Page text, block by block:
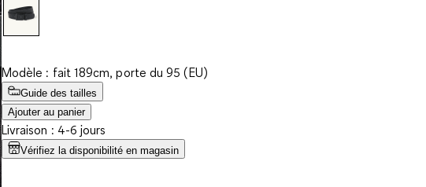
Modèle : fait 189cm, porte du 95 (EU)
Guide des tailles
Ajouter au panier
Livraison : 4-6 jours
Vérifiez la disponibilité en magasin